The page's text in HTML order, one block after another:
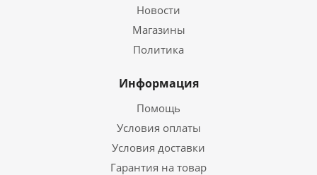
Новости
Магазины
Политика
Информация
Помощь
Условия оплаты
Условия доставки
Гарантия на товар